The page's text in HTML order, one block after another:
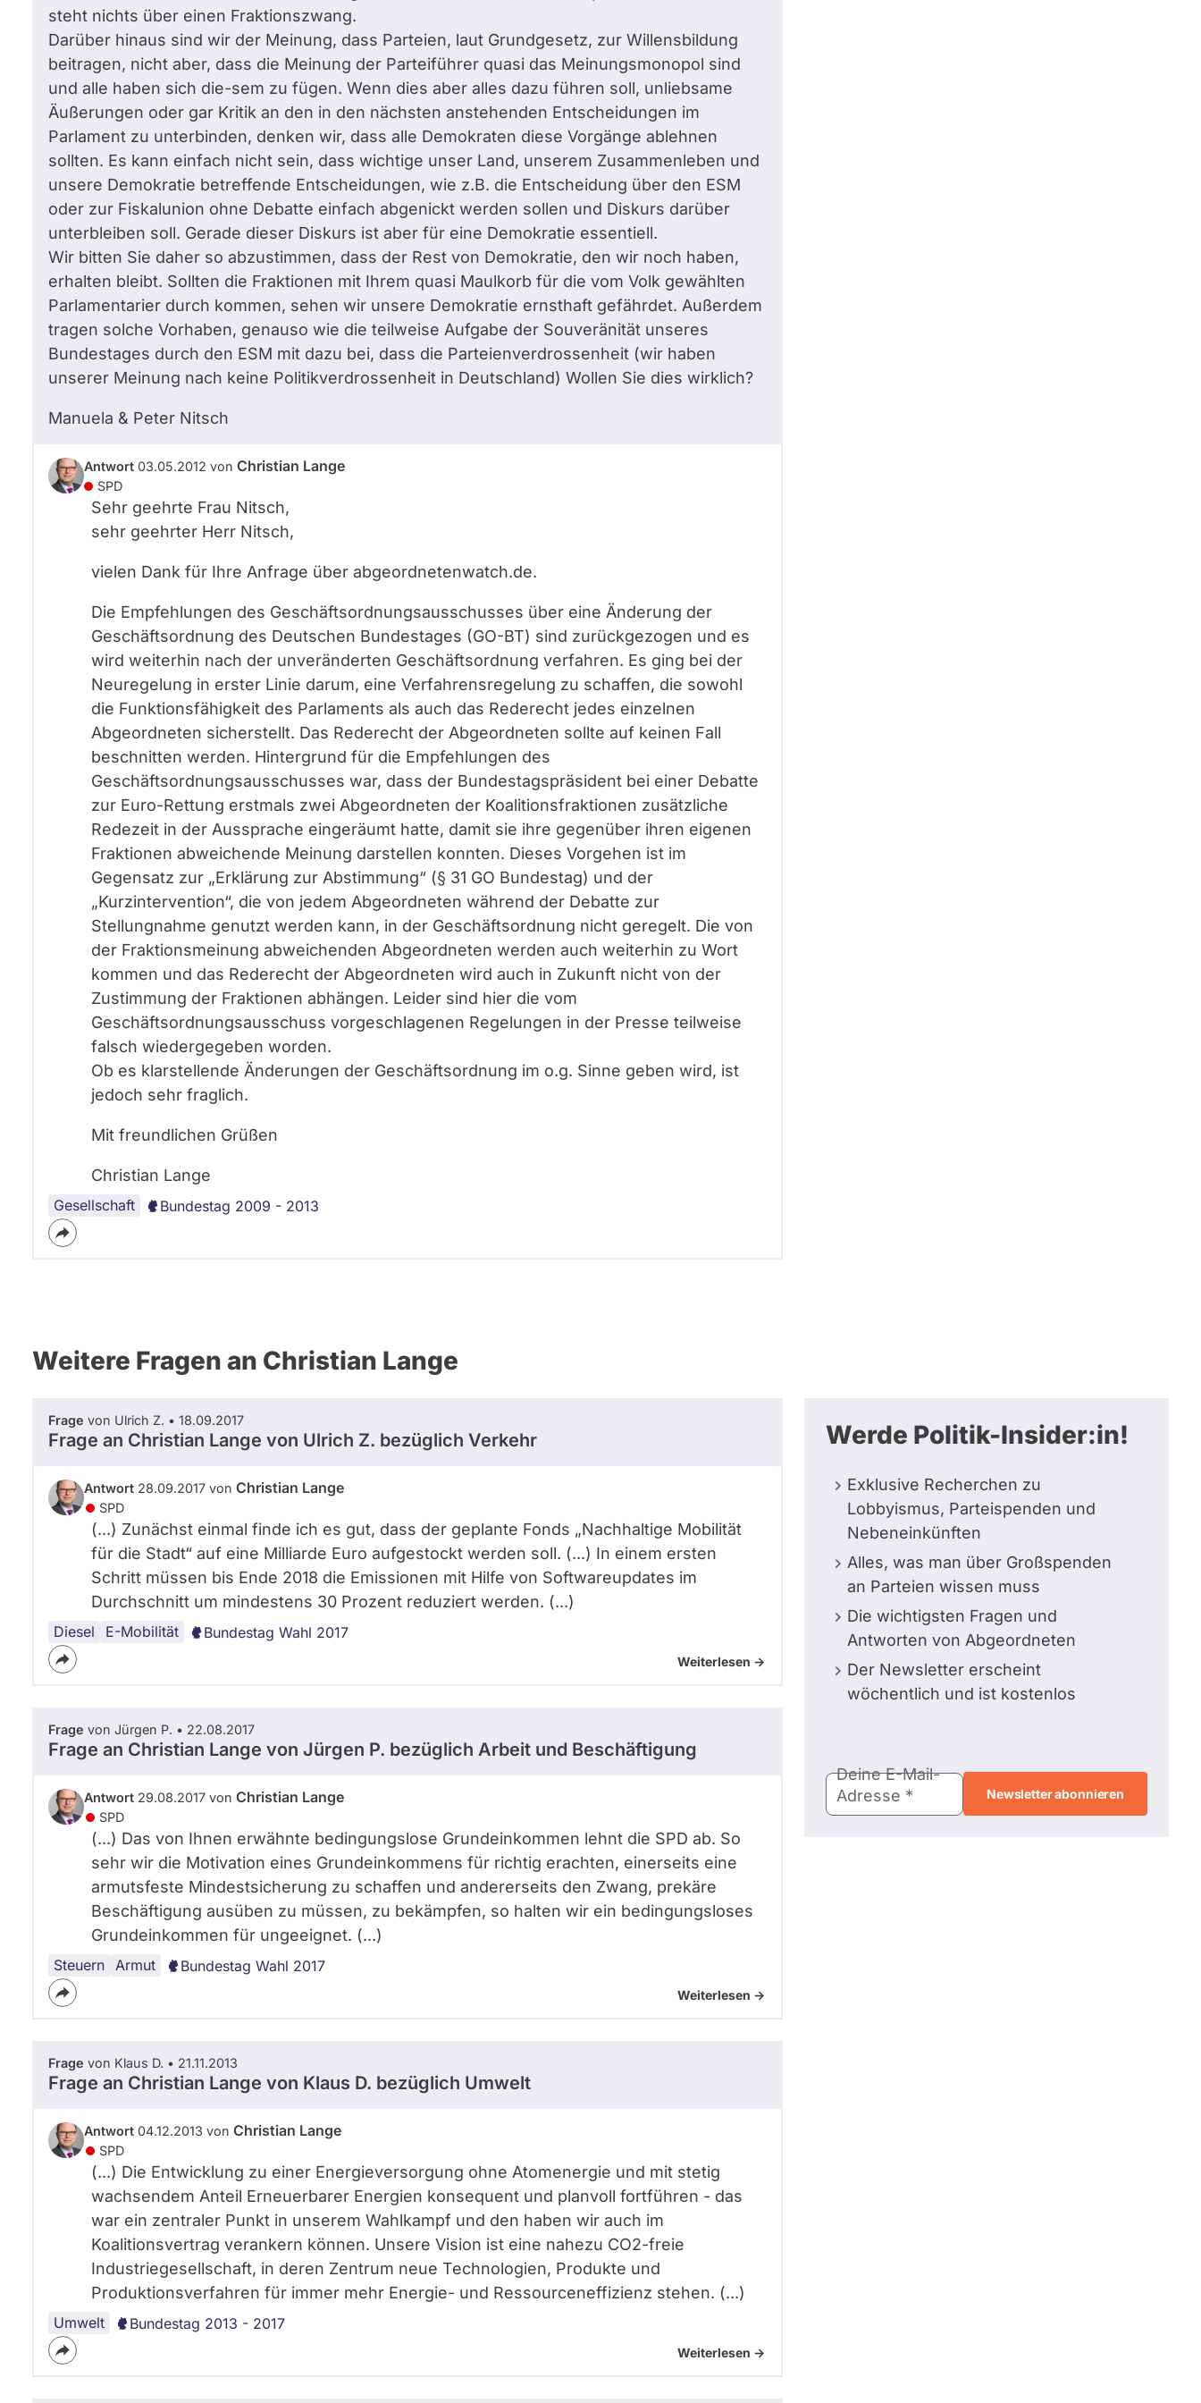
steht nichts über einen Fraktionszwang.
Darüber hinaus sind wir der Meinung, dass Parteien, laut Grundgesetz, zur Willensbildung
beitragen, nicht aber, dass die Meinung der Parteiführer quasi das Meinungsmonopol sind
und alle haben sich die-sem zu fügen. Wenn dies aber alles dazu führen soll, unliebsame
Äußerungen oder gar Kritik an den in den nächsten anstehenden Entscheidungen im
Parlament zu unterbinden, denken wir, dass alle Demokraten diese Vorgänge ablehnen
sollten. Es kann einfach nicht sein, dass wichtige unser Land, unserem Zusammenleben und
unsere Demokratie betreffende Entscheidungen, wie z.B. die Entscheidung über den ESM
oder zur Fiskalunion ohne Debatte einfach abgenickt werden sollen und Diskurs darüber
unterbleiben soll. Gerade dieser Diskurs ist aber für eine Demokratie essentiell.
Wir bitten Sie daher so abzustimmen, dass der Rest von Demokratie, den wir noch haben,
erhalten bleibt. Sollten die Fraktionen mit Ihrem quasi Maulkorb für die vom Volk gewählten
Parlamentarier durch kommen, sehen wir unsere Demokratie ernsthaft gefährdet. Außerdem
tragen solche Vorhaben, genauso wie die teilweise Aufgabe der Souveränität unseres
Bundestages durch den ESM mit dazu bei, dass die Parteienverdrossenheit (wir haben
unserer Meinung nach keine Politikverdrossenheit in Deutschland) Wollen Sie dies wirklich?
Manuela & Peter Nitsch
Antwort 03.05.2012 von Christian Lange
SPD
Sehr geehrte Frau Nitsch,
sehr geehrter Herr Nitsch,
vielen Dank für Ihre Anfrage über abgeordnetenwatch.de.
Die Empfehlungen des Geschäftsordnungsausschusses über eine Änderung der
Geschäftsordnung des Deutschen Bundestages (GO-BT) sind zurückgezogen und es
wird weiterhin nach der unveränderten Geschäftsordnung verfahren. Es ging bei der
Neuregelung in erster Linie darum, eine Verfahrensregelung zu schaffen, die sowohl
die Funktionsfähigkeit des Parlaments als auch das Rederecht jedes einzelnen
Abgeordneten sicherstellt. Das Rederecht der Abgeordneten sollte auf keinen Fall
beschnitten werden. Hintergrund für die Empfehlungen des
Geschäftsordnungsausschusses war, dass der Bundestagspräsident bei einer Debatte
zur Euro-Rettung erstmals zwei Abgeordneten der Koalitionsfraktionen zusätzliche
Redezeit in der Aussprache eingeräumt hatte, damit sie ihre gegenüber ihren eigenen
Fraktionen abweichende Meinung darstellen konnten. Dieses Vorgehen ist im
Gegensatz zur „Erklärung zur Abstimmung“ (§ 31 GO Bundestag) und der
„Kurzintervention“, die von jedem Abgeordneten während der Debatte zur
Stellungnahme genutzt werden kann, in der Geschäftsordnung nicht geregelt. Die von
der Fraktionsmeinung abweichenden Abgeordneten werden auch weiterhin zu Wort
kommen und das Rederecht der Abgeordneten wird auch in Zukunft nicht von der
Zustimmung der Fraktionen abhängen. Leider sind hier die vom
Geschäftsordnungsausschuss vorgeschlagenen Regelungen in der Presse teilweise
falsch wiedergegeben worden.
Ob es klarstellende Änderungen der Geschäftsordnung im o.g. Sinne geben wird, ist
jedoch sehr fraglich.
Mit freundlichen Grüßen
Christian Lange
Gesellschaft Bundestag 2009 - 2013
Weitere Fragen an Christian Lange
Frage von Ulrich Z. • 18.09.2017
Frage an Christian Lange von Ulrich Z. bezüglich Verkehr
Antwort 28.09.2017 von Christian Lange
SPD
(...) Zunächst einmal finde ich es gut, dass der geplante Fonds „Nachhaltige Mobilität
für die Stadt“ auf eine Milliarde Euro aufgestockt werden soll. (...) In einem ersten
Schritt müssen bis Ende 2018 die Emissionen mit Hilfe von Softwareupdates im
Durchschnitt um mindestens 30 Prozent reduziert werden. (...)
Diesel E-Mobilität Bundestag Wahl 2017
Weiterlesen ->
Frage von Jürgen P. • 22.08.2017
Frage an Christian Lange von Jürgen P. bezüglich Arbeit und Beschäftigung
Antwort 29.08.2017 von Christian Lange
SPD
(...) Das von Ihnen erwähnte bedingungslose Grundeinkommen lehnt die SPD ab. So
sehr wir die Motivation eines Grundeinkommens für richtig erachten, einerseits eine
armutsfeste Mindestsicherung zu schaffen und andererseits den Zwang, prekäre
Beschäftigung ausüben zu müssen, zu bekämpfen, so halten wir ein bedingungsloses
Grundeinkommen für ungeeignet. (...)
Steuern Armut
Lobbyismus
Grundeinkommen Bundestag Wahl 2017
Weiterlesen ->
Frage von Klaus D. • 21.11.2013
Frage an Christian Lange von Klaus D. bezüglich Umwelt
Antwort 04.12.2013 von Christian Lange
SPD
(...) Die Entwicklung zu einer Energieversorgung ohne Atomenergie und mit stetig
wachsendem Anteil Erneuerbarer Energien konsequent und planvoll fortführen - das
war ein zentraler Punkt in unserem Wahlkampf und den haben wir auch im
Koalitionsvertrag verankern können. Unsere Vision ist eine nahezu CO2-freie
Industriegesellschaft, in deren Zentrum neue Technologien, Produkte und
Produktionsverfahren für immer mehr Energie- und Ressourceneffizienz stehen. (...)
Umwelt Bundestag 2013 - 2017
Weiterlesen ->
Werde Politik-Insider:in!
Exklusive Recherchen zu
Lobbyismus, Parteispenden und
Nebeneinkünften
Alles, was man über Großspenden
an Parteien wissen muss
Die wichtigsten Fragen und
Antworten von Abgeordneten
Der Newsletter erscheint
wöchentlich und ist kostenlos
Mail-
Adresse
Deine E-Mail-
Adresse